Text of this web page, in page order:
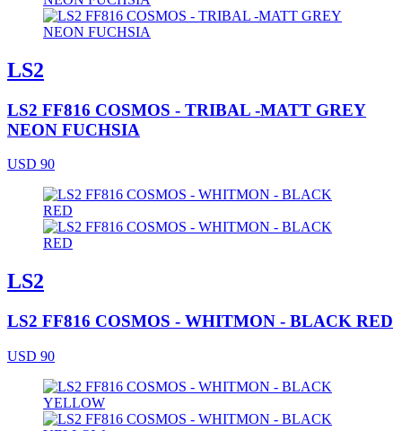
LS2
LS2 FF816 COSMOS - TRIBAL -MATT GREY
NEON FUCHSIA
USD 90
LS2
LS2 FF816 COSMOS - WHITMON - BLACK RED
USD 90